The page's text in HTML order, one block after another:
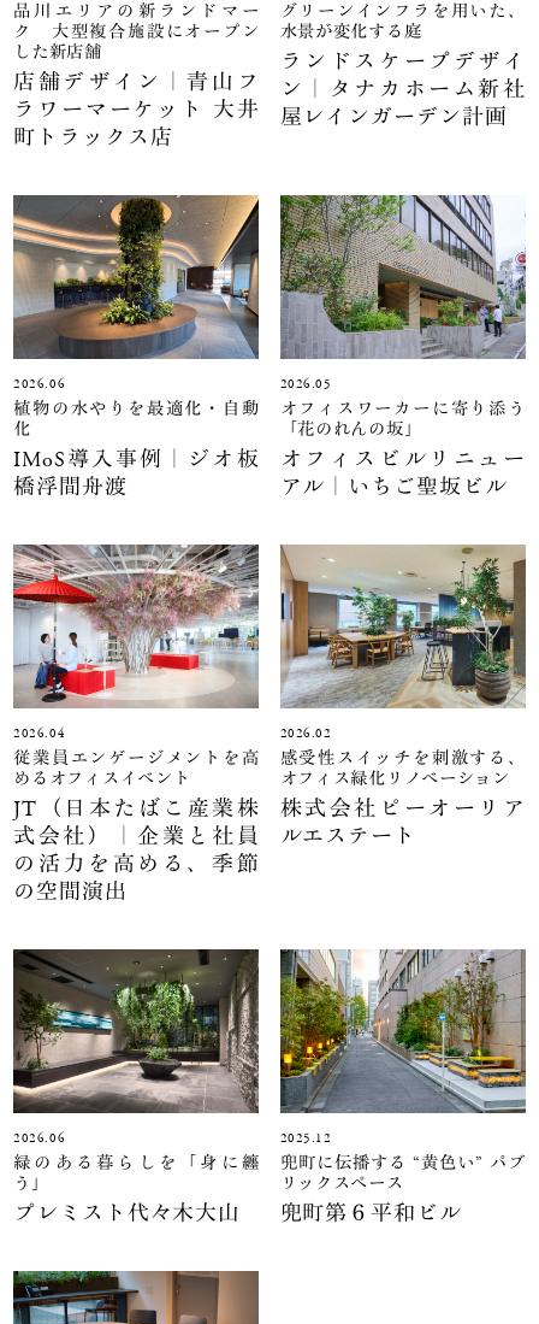
品川エリアの新ランドマー
ク 大型複合施設にオープン
した新店舗
店舗デザイン｜青山フ
ラワーマーケット 大井
町トラックス店
グリーンインフラを用いた、
水景が変化する庭
ランドスケープデザイ
ン｜タナカホーム新社
屋レインガーデン計画
2026.06
植物の水やりを最適化・自動
化
IMoS導入事例｜ジオ板
橋浮間舟渡
2026.05
オフィスワーカーに寄り添う
「花のれんの坂」
オフィスビルリニュー
アル｜いちご聖坂ビル
2026.04
従業員エンゲージメントを高
めるオフィスイベント
JT（日本たばこ産業株
式会社）｜企業と社員
の活力を高める、季節
の空間演出
2026.02
感受性スイッチを刺激する、
オフィス緑化リノベーション
株式会社ピーオーリア
ルエステート
2026.06
緑のある暮らしを「身に纏
う」
プレミスト代々木大山
2025.12
兜町に伝播する “黄色い” パブ
リックスペース
兜町第６平和ビル